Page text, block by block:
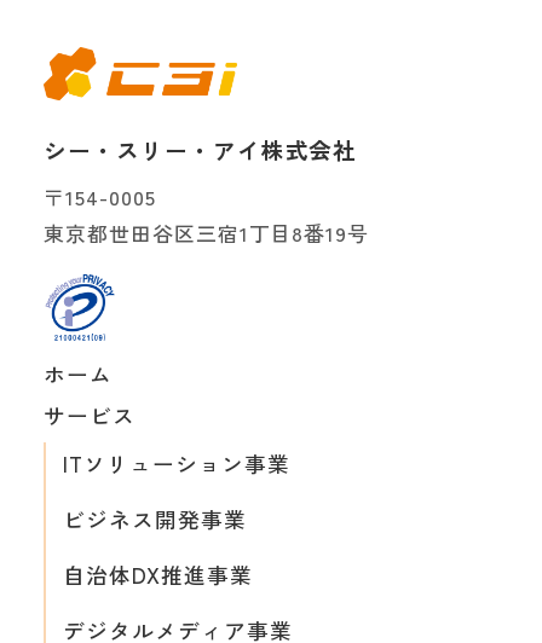
シー・スリー・アイ株式会社
〒154-0005
東京都世田谷区三宿1丁目8番19号
ホーム
サービス
ITソリューション事業
ビジネス開発事業
自治体DX推進事業
デジタルメディア事業